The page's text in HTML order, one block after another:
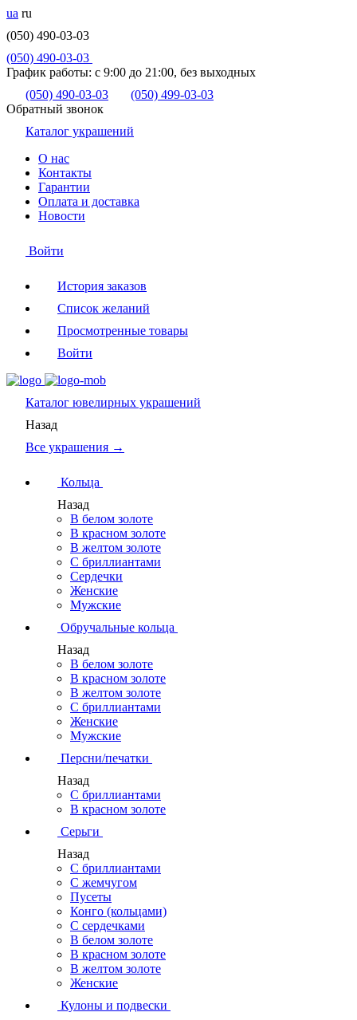
ua ru
(050) 490-03-03
(050) 490-03-03
График работы: с 9:00 до 21:00, без выходных
(050) 490-03-03
(050) 499-03-03
Обратный звонок
Каталог украшений
О нас
Контакты
Гарантии
Оплата и доставка
Новости
Войти
История заказов
Список желаний
Просмотренные товары
Войти
Каталог ювелирных украшений
Назад
Все украшения →
Кольца
Назад
В белом золоте
В красном золоте
В желтом золоте
С бриллиантами
Сердечки
Женские
Мужские
Обручальные кольца
Назад
В белом золоте
В красном золоте
В желтом золоте
С бриллиантами
Женские
Мужские
Персни/печатки
Назад
С бриллиантами
В красном золоте
Серьги
Назад
С бриллиантами
С жемчугом
Пусеты
Конго (кольцами)
С сердечками
В белом золоте
В красном золоте
В желтом золоте
Женские
Кулоны и подвески